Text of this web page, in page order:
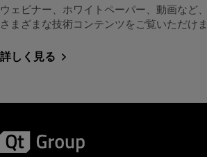
ウェビナー、ホワイトペーパー、動画など、
さまざまな技術コンテンツをご覧いただけま
詳しく見る